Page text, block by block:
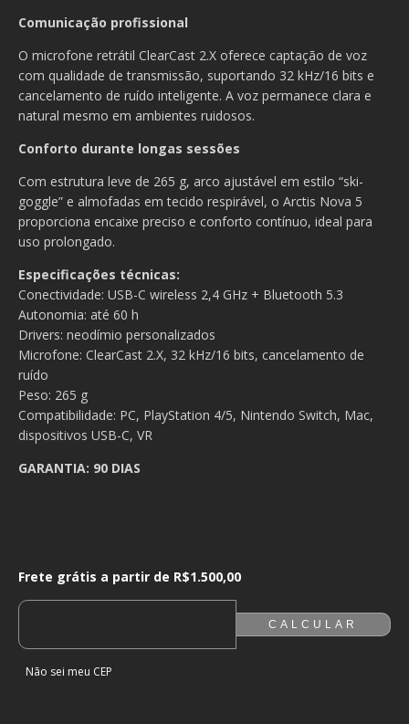
Comunicação profissional
O microfone retrátil ClearCast 2.X oferece captação de voz
com qualidade de transmissão, suportando 32 kHz/16 bits e
cancelamento de ruído inteligente. A voz permanece clara e
natural mesmo em ambientes ruidosos.
Conforto durante longas sessões
Com estrutura leve de 265 g, arco ajustável em estilo “ski-
goggle” e almofadas em tecido respirável, o Arctis Nova 5
proporciona encaixe preciso e conforto contínuo, ideal para
uso prolongado.
Especificações técnicas:
Conectividade: USB-C wireless 2,4 GHz + Bluetooth 5.3
Autonomia: até 60 h
Drivers: neodímio personalizados
Microfone: ClearCast 2.X, 32 kHz/16 bits, cancelamento de
ruído
Peso: 265 g
Compatibilidade: PC, PlayStation 4/5, Nintendo Switch, Mac,
dispositivos USB-C, VR
GARANTIA: 90 DIAS
Frete grátis a partir deR$1.500,00
ALTERAR CEP
Frete grátis a partir de R$1.500,00
CALCULAR
Não sei meu CEP